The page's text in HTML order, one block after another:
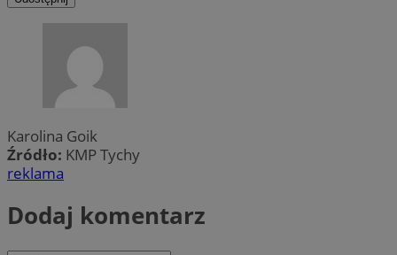
Karolina Goik
Źródło: KMP Tychy
reklama
Dodaj komentarz